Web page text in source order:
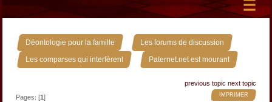
Déontologie pour la famille » Les forums de discussion »
Les comparses qui interfèrent » Paternet.net est mourant
previous topic next topic
IMPRIMER
Pages: [1]